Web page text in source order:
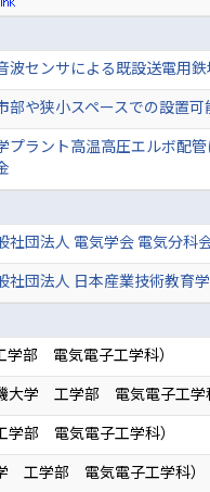
波センサによる既設送電用
部や狭小スペースでの設置
プラント高温高圧エルボ配
社団法人 電気学会 電気分科
社団法人 日本産業技術教育
部 電気電子工学科）
大学 工学部 電気電子工学
部 電気電子工学科）
工学部 電気電子工学科）